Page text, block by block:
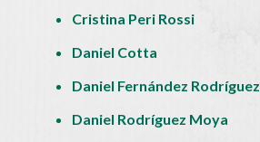
Cristina Peri Rossi
Daniel Cotta
Daniel Fernández Rodríguez
Daniel Rodríguez Moya